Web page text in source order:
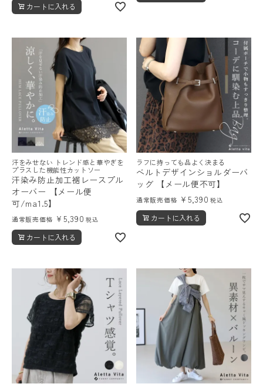
カートに入れる
汗をみせない トレンド感と華やぎを
プラスした機能性カットソー
汗染み防止加工裾レースプル
オーバー 【メール便
可/ma1.5】
通常販売価格 ¥ 5,390 税込
カートに入れる
ラフに持っても品よく決まる
ベルトデザインショルダーバ
ッグ 【メール便不可】
通常販売価格 ¥ 5,390 税込
カートに入れる